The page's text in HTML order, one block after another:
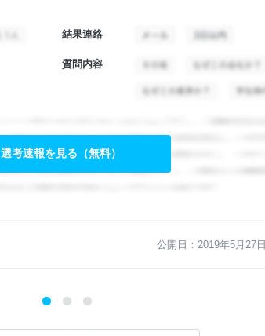
結果連絡
質問内容
選考速報を見る（無料）
公開日：2019年5月27日